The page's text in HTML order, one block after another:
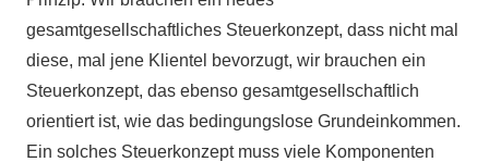
gesamtgesellschaftliches Steuerkonzept, dass nicht mal
diese, mal jene Klientel bevorzugt, wir brauchen ein
Steuerkonzept, das ebenso gesamtgesellschaftlich
orientiert ist, wie das bedingungslose Grundeinkommen.
Ein solches Steuerkonzept muss viele Komponenten